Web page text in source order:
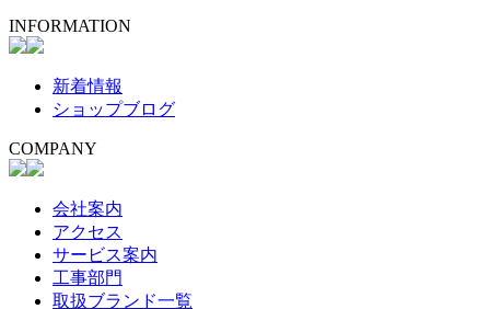
INFORMATION
新着情報
ショップブログ
COMPANY
会社案内
アクセス
サービス案内
工事部門
取扱ブランド一覧